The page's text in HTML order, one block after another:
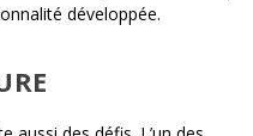
développée.